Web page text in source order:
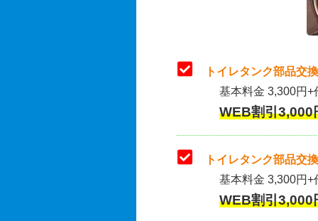
トイレタンク部品交
基本料金 3,300円
WEB割引
トイレタンク部品交
基本料金 3,300円+
WEB割引